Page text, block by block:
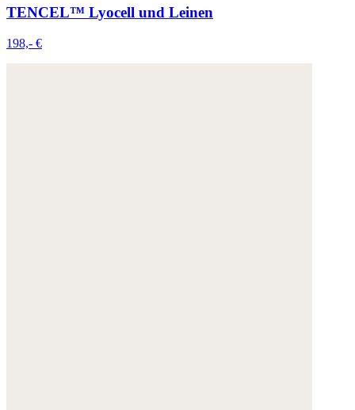
TENCEL™ Lyocell und Leinen
198,- €